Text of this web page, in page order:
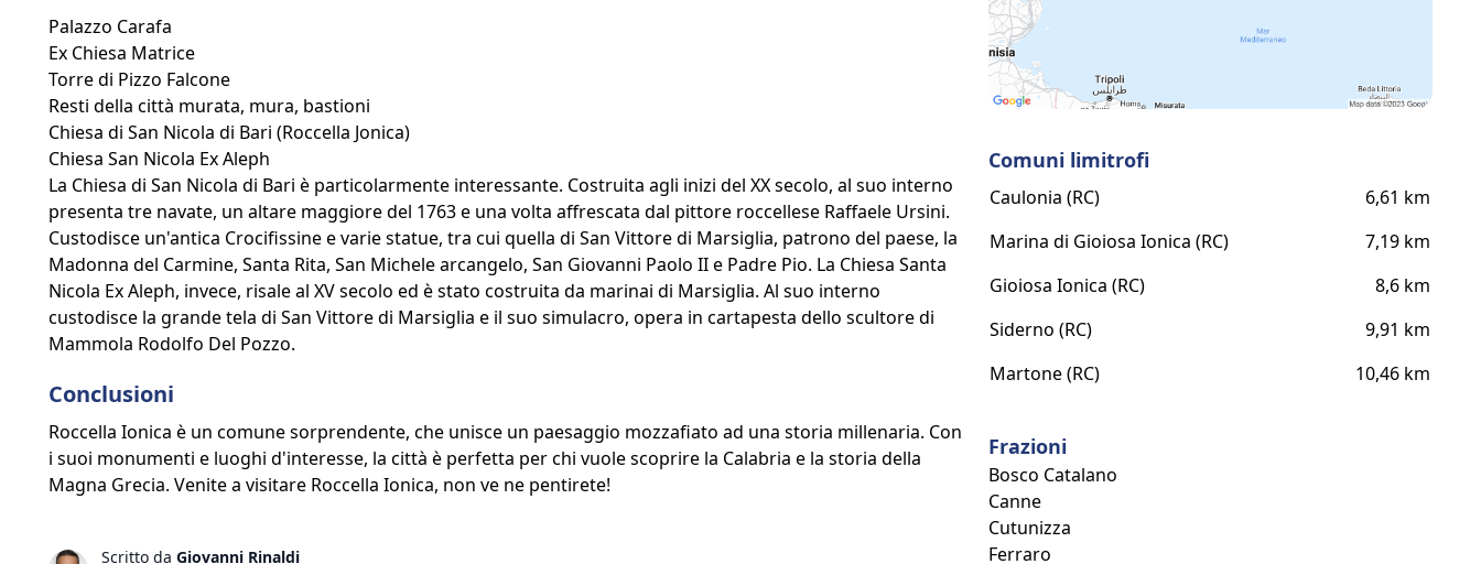
Palazzo Carafa
Ex Chiesa Matrice
Torre di Pizzo Falcone
Resti della città murata, mura, bastioni
Chiesa di San Nicola di Bari (Roccella Jonica)
Chiesa San Nicola Ex Aleph
La Chiesa di San Nicola di Bari è particolarmente interessante. Costruita agli inizi del XX secolo, al suo interno
presenta tre navate, un altare maggiore del 1763 e una volta affrescata dal pittore roccellese Raffaele Ursini.
Custodisce un'antica Crocifissine e varie statue, tra cui quella di San Vittore di Marsiglia, patrono del paese, la
Madonna del Carmine, Santa Rita, San Michele arcangelo, San Giovanni Paolo II e Padre Pio. La Chiesa Santa
Nicola Ex Aleph, invece, risale al XV secolo ed è stato costruita da marinai di Marsiglia. Al suo interno
custodisce la grande tela di San Vittore di Marsiglia e il suo simulacro, opera in cartapesta dello scultore di
Mammola Rodolfo Del Pozzo.
Conclusioni
Roccella Ionica è un comune sorprendente, che unisce un paesaggio mozzafiato ad una storia millenaria. Con
i suoi monumenti e luoghi d'interesse, la città è perfetta per chi vuole scoprire la Calabria e la storia della
Magna Grecia. Venite a visitare Roccella Ionica, non ve ne pentirete!
Scritto da Giovanni Rinaldi
Comuni limitrofi
Caulonia (RC)
6,61 km
Marina di Gioiosa Ionica (RC)
7,19 km
Gioiosa Ionica (RC)
8,6 km
Siderno (RC)
9,91 km
Martone (RC)
10,46 km
Frazioni
Bosco Catalano
Canne
Cutunizza
Ferraro